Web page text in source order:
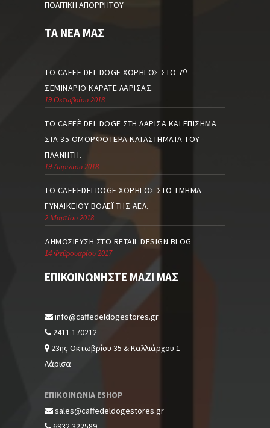
ΠΟΛΙΤΙΚΉ ΑΠΟΡΡΉΤΟΥ
ΤΑ ΝΈΑ ΜΑΣ
ΤΟ CAFFE DEL DOGE ΧΟΡΗΓΌΣ ΣΤΟ 7Ο
ΣΕΜΙΝΆΡΙΟ ΚΑΡΆΤΕ ΛΆΡΙΣΑΣ.
19 Οκτωβρίου 2018
ΤΟ CAFFÈ DEL DOGE ΣΤΗ ΛΆΡΙΣΑ ΚΑΙ ΕΠΊΣΗΜΑ
ΣΤΑ 35 ΟΜΟΡΦΌΤΕΡΑ ΚΑΤΑΣΤΉΜΑΤΑ ΤΟΥ
ΠΛΑΝΉΤΗ.
19 Απριλίου 2018
TO CAFFEDELDOGE ΧΟΡΗΓΌΣ ΣΤΟ ΤΜΉΜΑ
ΓΥΝΑΙΚΕΊΟΥ ΒΌΛΕΪ ΤΗΣ ΑΕΛ.
2 Μαρτίου 2018
ΔΗΜΟΣΊΕΥΣΗ ΣΤΟ RETAIL DESIGN BLOG
14 Φεβρουαρίου 2017
ΕΠΙΚΟΙΝΩΝΉΣΤΕ ΜΑΖΊ ΜΑΣ
info@caffedeldogestores.gr
2411 170212
23ης Οκτωβρίου 35 & Καλλιάρχου 1
Λάρισα
ΕΠΙΚΟΙΝΩΝΙΑ ESHOP
sales@caffedeldogestores.gr